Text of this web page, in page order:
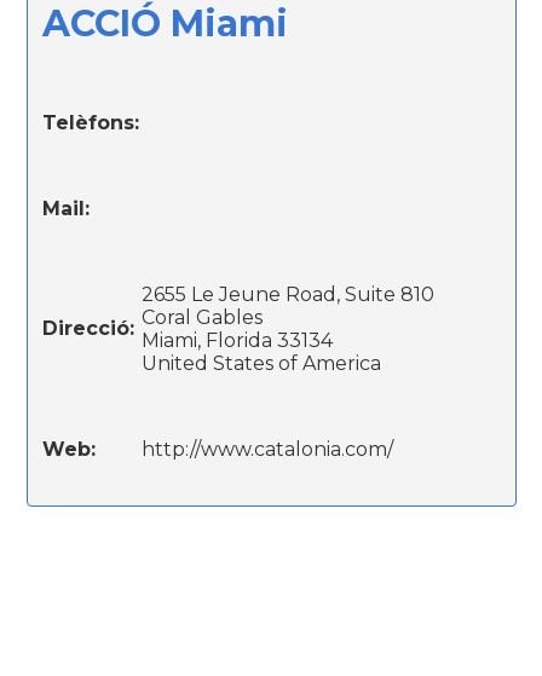
ACCIÓ Miami
Telèfons:
Mail:
Direcció:
2655 Le Jeune Road, Suite 810
Coral Gables
Miami, Florida 33134
United States of America
Web: http://www.catalonia.com/